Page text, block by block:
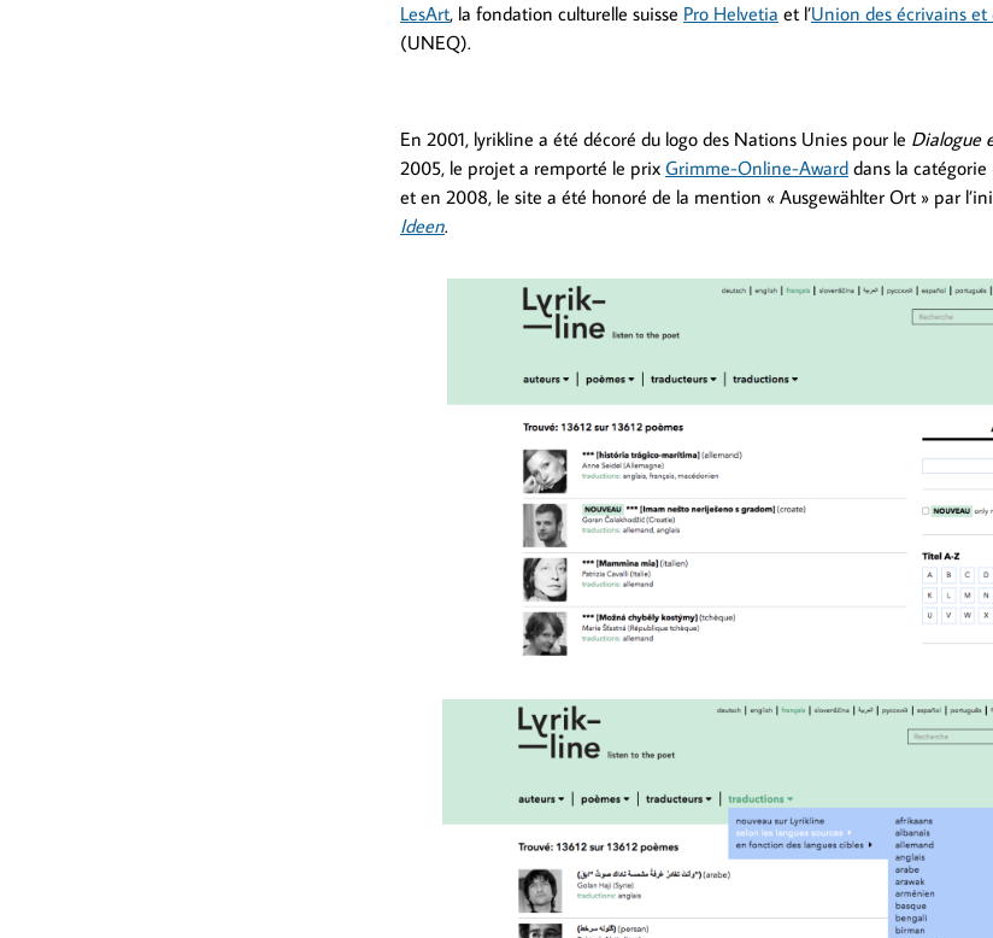
LesArt, la fondation culturelle suisse Pro Helvetia et l’Union des écrivains et
(UNEQ).
En 2001, lyrikline a été décoré du logo des Nations Unies pour le Dialogue
2005, le projet a remporté le prix Grimme-Online-Award dans la
et en 2008, le site a été honoré de la mention « Ausgewählter Ort » par
Ideen.